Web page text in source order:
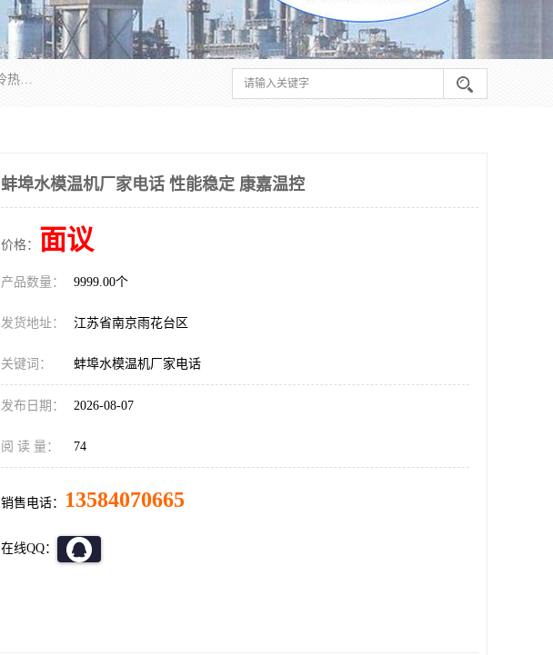
南京康嘉温控设备有限公司是一家工业冷水机厂家，主营产品：低温冷水机、防爆冷水机、工业冷热一体机、工业冷水机等冷水机，公司依托南京工业大学的技术，汇集众多业内技术，不断管理模式，使得我们的产品始终处于国内成员之一水平，在业界享有很高赞誉，是欧洲、北美、中东、东南亚等多个国家和地区。
蚌埠水模温机厂家电话 性能稳定 康嘉温控
价格： 面议
产品数量： 9999.00个
发货地址： 江苏省南京雨花台区
关键词： 蚌埠水模温机厂家电话
发布日期： 2026-08-07
阅 读 量： 74
销售电话： 13584070665
在线QQ：